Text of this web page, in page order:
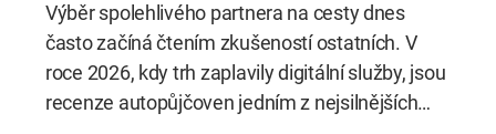
Výběr spolehlivého partnera na cesty dnes
často začíná čtením zkušeností ostatních. V
roce 2026, kdy trh zaplavily digitální služby, jsou
recenze autopůjčoven jedním z nejsilnějších